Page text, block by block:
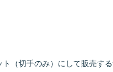
（切手のみ）にして販売する